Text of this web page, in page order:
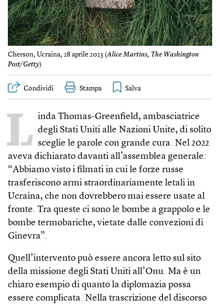
Cherson, Ucraina, 28 aprile 2023 (Alice Martins, The Washington
Post/Getty)
Condividi Stampa
L inda Thomas-Greenfield, ambasciatrice
degli Stati Uniti alle Nazioni Unite, di solito
sceglie le parole con grande cura. Nel 2022
aveva dichiarato davanti all’assemblea generale:
“Abbiamo visto i filmati in cui le forze russe
trasferiscono armi straordinariamente letali in
Ucraina, che non dovrebbero mai essere usate al
fronte. Tra queste ci sono le bombe a grappolo e le
bombe termobariche, vietate dalle convezioni di
Ginevra”.
Quell’intervento può essere ancora letto sul sito
della missione degli Stati Uniti all’Onu. Ma è un
chiaro esempio di quanto la diplomazia possa
essere complicata. Nella trascrizione del discorso